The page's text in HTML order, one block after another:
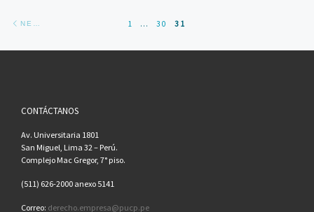
1 … 30 31
CONTÁCTANOS
Av. Universitaria 1801
San Miguel, Lima 32 – Perú.
Complejo Mac Gregor, 7° piso.
(511) 626-2000 anexo 5141
Correo: derecho.empresa@pucp.pe